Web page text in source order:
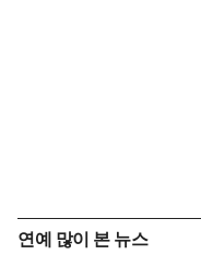
연예 많이 본 뉴스